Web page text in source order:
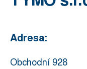
Adresa:
Obchodní 928